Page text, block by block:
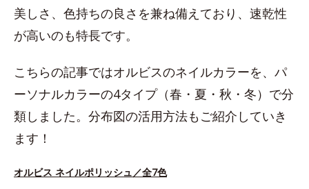
美しさ、色持ちの良さを兼ね備えており、速乾性
が高いのも特長です。
こちらの記事ではオルビスのネイルカラーを、パ
ーソナルカラーの4タイプ（春・夏・秋・冬）で分
類しました。分布図の活用方法もご紹介していき
ます！
オルビス ネイルポリッシュ／全7色